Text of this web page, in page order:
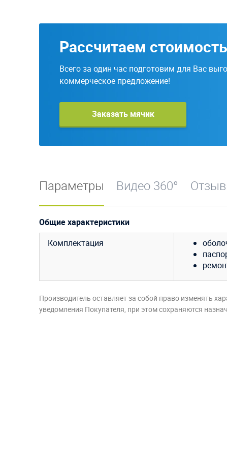
Рассчитаем
Всего за один час подготовим для Вас
коммерческое предложение!
Заказать мячик
Параметры Видео 360°
Общие характеристики
Комплектация
Производитель оставляет за собой право изменять
уведомления Покупателя, при этом сохраняются